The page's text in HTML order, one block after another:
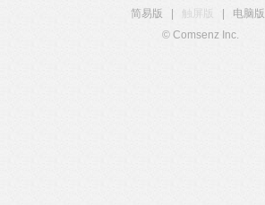
简易版
触屏版 电脑版
© Comsenz Inc.